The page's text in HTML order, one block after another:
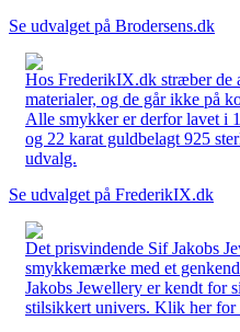
Se udvalget på Brodersens.dk
Hos FrederikIX.dk stræber de
materialer, og de går ikke på
Alle smykker er derfor lavet i
og 22 karat guldbelagt 925
udvalg.
Se udvalget på FrederikIX.dk
Det prisvindende Sif Jakobs
smykkemærke med et
Jakobs Jewellery er kendt for
stilsikkert univers. Klik her for